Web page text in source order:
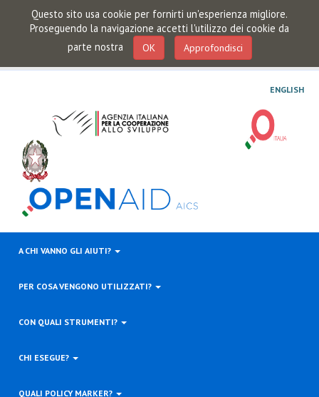
Questo sito usa cookie per fornirti un'esperienza migliore.
Proseguendo la navigazione accetti l'utilizzo dei cookie da
parte nostra
OK Approfondisci
ENGLISH
A CHI VANNO GLI AIUTI?
PER COSA VENGONO UTILIZZATI?
CON QUALI STRUMENTI?
CHI ESEGUE?
QUALI POLICY MARKER?